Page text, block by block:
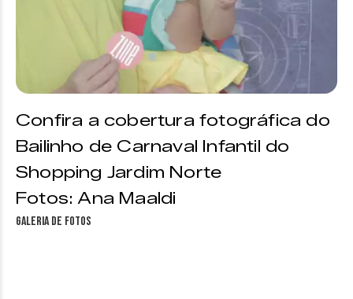
Confira a cobertura fotográfica do
Bailinho de Carnaval Infantil do
Shopping Jardim Norte
Fotos: Ana Maaldi
Galeria de fotos